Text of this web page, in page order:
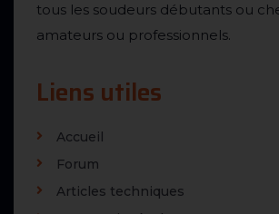
tous les soudeurs débutants ou
amateurs ou professionnels.
Liens utiles
Accueil
Forum
Articles techniques